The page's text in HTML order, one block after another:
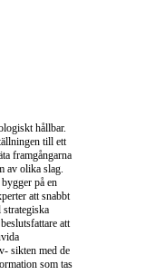
hållbar.
till ett
framgångarna
av olika slag.
på en
att snabbt
att
sikten med de
som tas